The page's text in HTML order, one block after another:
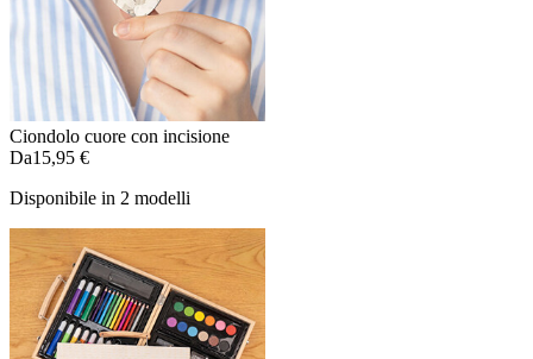
Ciondolo cuore con incisione
Da15,95 €
Disponibile in 2 modelli